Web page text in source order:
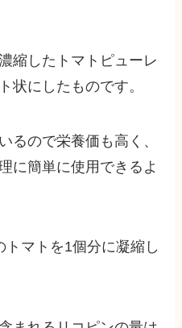
縮したトマトピューレ
状にしたものです。
るので栄養価も高く、
に簡単に使用できるよ
トマトを1個分に凝縮し